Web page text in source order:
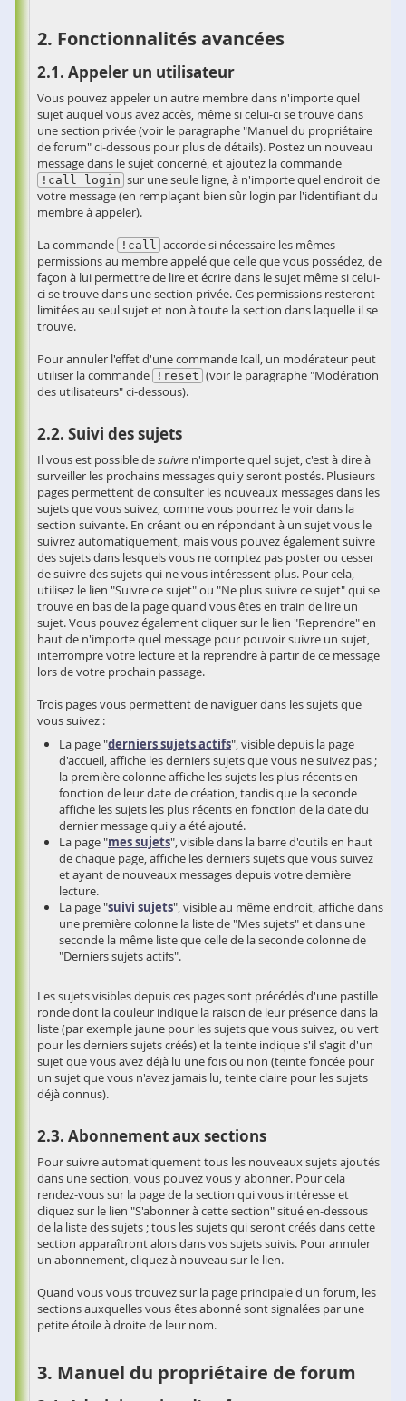
Fonctionnalités avancées
Appeler un utilisateur
Vous pouvez appeler un autre membre dans n'importe quel
sujet auquel vous avez accès, même si celui-ci se trouve dans
une section privée (voir le paragraphe "Manuel du propriétaire
de forum" ci-dessous pour plus de détails). Postez un nouveau
message dans le sujet concerné, et ajoutez la commande
!call login sur une seule ligne, à n'importe quel endroit de
votre message (en remplaçant bien sûr login par l'identifiant du
membre à appeler).
La commande
!call accorde si nécessaire les mêmes
permissions au membre appelé que celle que vous possédez, de
façon à lui permettre de lire et écrire dans le sujet même si celui-
ci se trouve dans une section privée. Ces permissions resteront
limitées au seul sujet et non à toute la section dans laquelle il se
trouve.
Pour annuler l'effet d'une commande !call, un modérateur peut
utiliser la commande
!reset (voir le paragraphe "Modération
des utilisateurs" ci-dessous).
Suivi des sujets
Il vous est possible desuivre n'importe quel sujet, c'est à dire à
surveiller les prochains messages qui y seront postés. Plusieurs
pages permettent de consulter les nouveaux messages dans les
sujets que vous suivez, comme vous pourrez le voir dans la
section suivante. En créant ou en répondant à un sujet vous le
suivrez automatiquement, mais vous pouvez également suivre
des sujets dans lesquels vous ne comptez pas poster ou cesser
de suivre des sujets qui ne vous intéressent plus. Pour cela,
utilisez le lien "Suivre ce sujet" ou "Ne plus suivre ce sujet" qui se
trouve en bas de la page quand vous êtes en train de lire un
sujet. Vous pouvez également cliquer sur le lien "Reprendre" en
haut de n'importe quel message pour pouvoir suivre un sujet,
interrompre votre lecture et la reprendre à partir de ce message
lors de votre prochain passage.
Trois pages vous permettent de naviguer dans les sujets que
vous suivez :
La page "derniers sujets actifs", visible depuis la page
d'accueil, affiche les derniers sujets que vous ne suivez pas ;
la première colonne affiche les sujets les plus récents en
fonction de leur date de création, tandis que la seconde
affiche les sujets les plus récents en fonction de la date du
dernier message qui y a été ajouté.
La page "mes sujets", visible dans la barre d'outils en haut
de chaque page, affiche les derniers sujets que vous suivez
et ayant de nouveaux messages depuis votre dernière
lecture.
La page "suivi sujets", visible au même endroit, affiche dans
une première colonne la liste de "Mes sujets" et dans une
seconde la même liste que celle de la seconde colonne de
"Derniers sujets actifs".
Les sujets visibles depuis ces pages sont précédés d'une pastille
ronde dont la couleur indique la raison de leur présence dans la
liste (par exemple jaune pour les sujets que vous suivez, ou vert
pour les derniers sujets créés) et la teinte indique s'il s'agit d'un
sujet que vous avez déjà lu une fois ou non (teinte foncée pour
un sujet que vous n'avez jamais lu, teinte claire pour les sujets
déjà connus).
Abonnement aux sections
Pour suivre automatiquement tous les nouveaux sujets ajoutés
dans une section, vous pouvez vous y abonner. Pour cela
rendez-vous sur la page de la section qui vous intéresse et
cliquez sur le lien "S'abonner à cette section" situé en-dessous
de la liste des sujets ; tous les sujets qui seront créés dans cette
section apparaîtront alors dans vos sujets suivis. Pour annuler
un abonnement, cliquez à nouveau sur le lien.
Quand vous vous trouvez sur la page principale d'un forum, les
sections auxquelles vous êtes abonné sont signalées par une
petite étoile à droite de leur nom.
Manuel du propriétaire de forum